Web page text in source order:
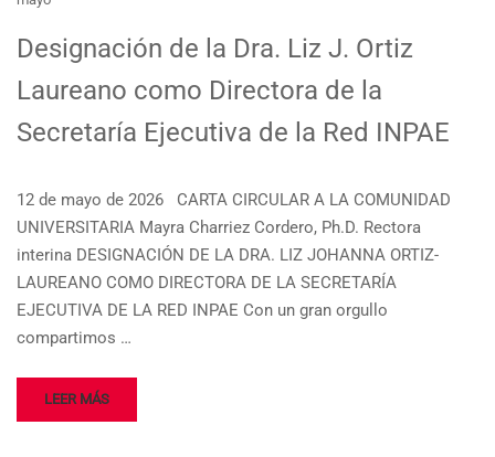
Designación de la Dra. Liz J. Ortiz
Laureano como Directora de la
Secretaría Ejecutiva de la Red INPAE
12 de mayo de 2026 CARTA CIRCULAR A LA COMUNIDAD
UNIVERSITARIA Mayra Charriez Cordero, Ph.D. Rectora
interina DESIGNACIÓN DE LA DRA. LIZ JOHANNA ORTIZ-
LAUREANO COMO DIRECTORA DE LA SECRETARÍA
EJECUTIVA DE LA RED INPAE Con un gran orgullo
compartimos …
LEER MÁS